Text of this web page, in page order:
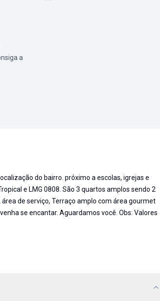
a
do bairro. próximo a escolas, igrejas e
e LMG 0808. São 3 quartos amplos sendo 2
de serviço, Terraço amplo com área gourmet
se encantar. Aguardamos você. Obs: Valores